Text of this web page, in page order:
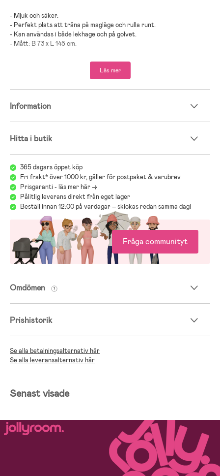
- Mjuk och säker.
- Perfekt plats att träna på magläge och rulla runt.
- Kan användas i både lekhage och på golvet.
- Mått: B 73 x L 145 cm.
- Rekommenderad ålder: Från nyfödd.
OEKO-TEX – fri från skadliga ämnen
OEKO-TEX-certifiering säkerställer att produkten är fri från
skadliga kemikalier och allergiframkallande ämnen. Alla delar av
produkten är noggrannt testade för både hälsa och säkerhet. Perfekt
för småbarnsfamiljer som vill ha säkra, bekväma och hållbara
produkter som är snälla mot barnets hud.
Läs mer
Information
Hitta i butik
365 dagars öppet köp
Fri frakt* över 1000 kr, gäller för postpaket & varubrev
Prisgaranti - läs mer här ->
Pålitlig leverans direkt från eget lager
Beställ innan 12:00 på vardagar – skickas redan samma dag!
Fråga communityt
Omdömen
Prishistorik
Se alla betalningsalternativ här
Se alla leveransalternativ här
Senast visade